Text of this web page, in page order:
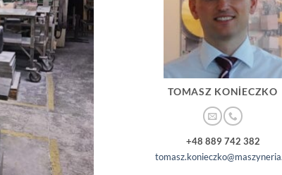
TOMASZ KONIECZKO
+48 889 742 382